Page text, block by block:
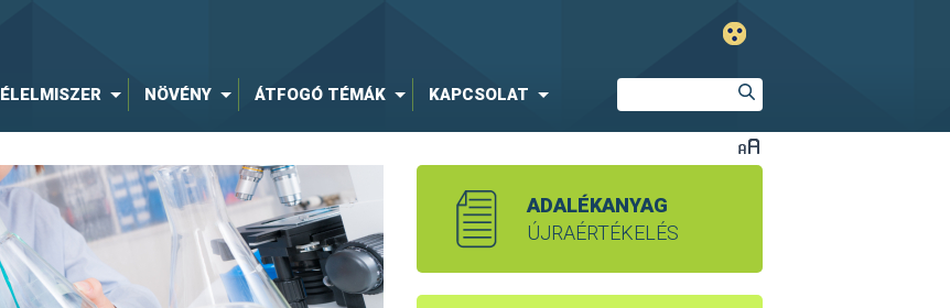
ÉLELMISZER NÖVÉNY ÁTFOGÓ TÉMÁK KAPCSOLAT
ADALÉKANYAG
ÚJRAÉRTÉKELÉS